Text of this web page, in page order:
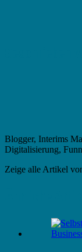
Blogger, Interims
Digitalisierung,
Zeige alle Artikel